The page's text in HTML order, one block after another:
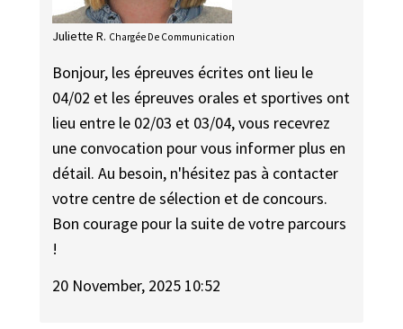
Juliette R. Chargée De Communication
Bonjour, les épreuves écrites ont lieu le
04/02 et les épreuves orales et sportives ont
lieu entre le 02/03 et 03/04, vous recevrez
une convocation pour vous informer plus en
détail. Au besoin, n'hésitez pas à contacter
votre centre de sélection et de concours.
Bon courage pour la suite de votre parcours
!
20 November, 2025 10:52